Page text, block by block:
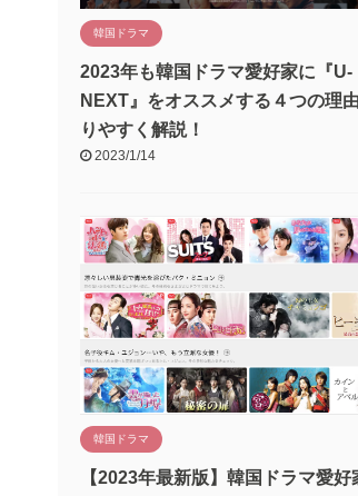
韓国ドラマ
2023年も韓国ドラマ愛好家に『U-
NEXT』をオススメする４つの理
りやすく解説！
2023/1/14
韓国ドラマ
【2023年最新版】韓国ドラマ愛好